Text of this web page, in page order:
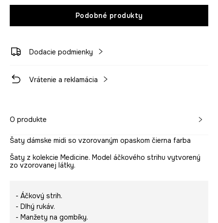
Podobné produkty
Dodacie podmienky
Vrátenie a reklamácia
O produkte
Šaty dámske midi so vzorovaným opaskom čierna farba
Šaty z kolekcie Medicine. Model áčkového strihu vytvorený
zo vzorovanej látky.
- Áčkový strih.
- Dlhý rukáv.
- Manžety na gombíky.